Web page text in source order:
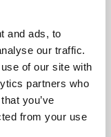
and ads, to
our traffic.
of our site with
partners who
you’ve
from your use